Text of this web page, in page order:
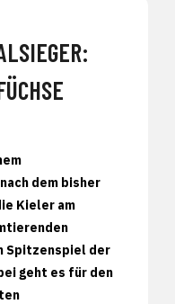
dem bisher
Kieler am
Spitzenspiel der
geht es für den